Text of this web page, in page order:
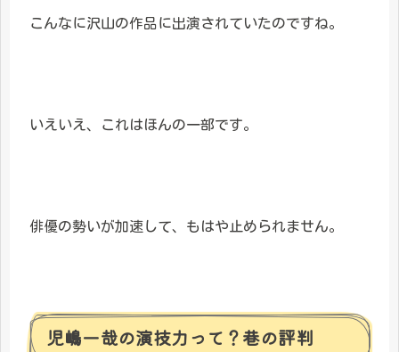
こんなに沢山の作品に出演されていたのですね。
いえいえ、これはほんの一部です。
俳優の勢いが加速して、もはや止められません。
児嶋一哉の演技力って？巷の評判